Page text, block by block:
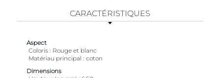
CARACTÉRISTIQUES
Aspect
Coloris
Rouge et blanc
Matériau principal
coton
Dimensions